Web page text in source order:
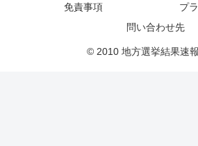
免責事項
プ
問い合わせ先
© 2010 地方選挙結果速